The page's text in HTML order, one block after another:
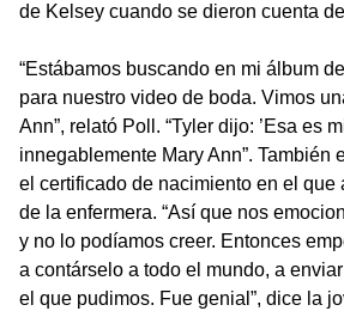
de Kelsey cuando se dieron cuenta
“Estábamos buscando en mi álbum
para nuestro video de boda. Vimos
Ann”, relató Poll. “Tyler dijo: ’Esa es
innegablemente Mary Ann”. También
el certificado de nacimiento en el que
de la enfermera. “Así que nos
y no lo podíamos creer. Entonces
a contárselo a todo el mundo, a
el que pudimos. Fue genial”, dice la